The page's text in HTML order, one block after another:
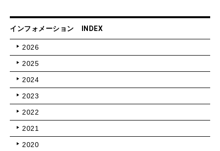
インフォメーション INDEX
2026
2025
2024
2023
2022
2021
2020